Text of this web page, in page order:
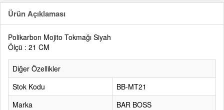
Ürün Açıklaması
Polikarbon Mojito Tokmağı Siyah
Ölçü : 21 CM
Diğer Özellikler
Stok Kodu
BB-MT21
Marka
BAR BOSS